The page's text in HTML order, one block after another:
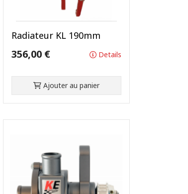
Radiateur KL 190mm
356,00 € Details
Ajouter au panier